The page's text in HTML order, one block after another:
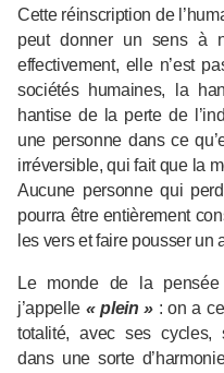
Cette réinscription de
peut donner un sens à
effectivement, elle n’est
sociétés humaines, la
hantise de la perte de
une personne dans ce
irréversible, qui fait que la
Aucune personne qui
pourra être entièrement
les vers et faire pousser un
Le monde de la
j’appelle « plein » : on a
totalité, avec ses cycles,
dans une sorte